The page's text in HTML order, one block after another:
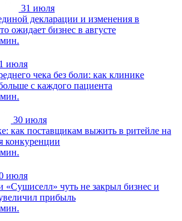
31 июля
декларации и изменения в
ожидает бизнес в августе
июля
чека без боли: как клинике
с каждого пациента
30 июля
как поставщикам выжить в ритейле на
конкуренции
июля
«Сушиселл» чуть не закрыл бизнес и
прибыль